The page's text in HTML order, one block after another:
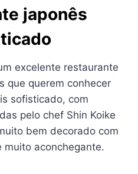
japonês
excelente restaurante
que querem conhecer
sofisticado, com
pelo chef Shin Koike
bem decorado com
muito aconchegante.